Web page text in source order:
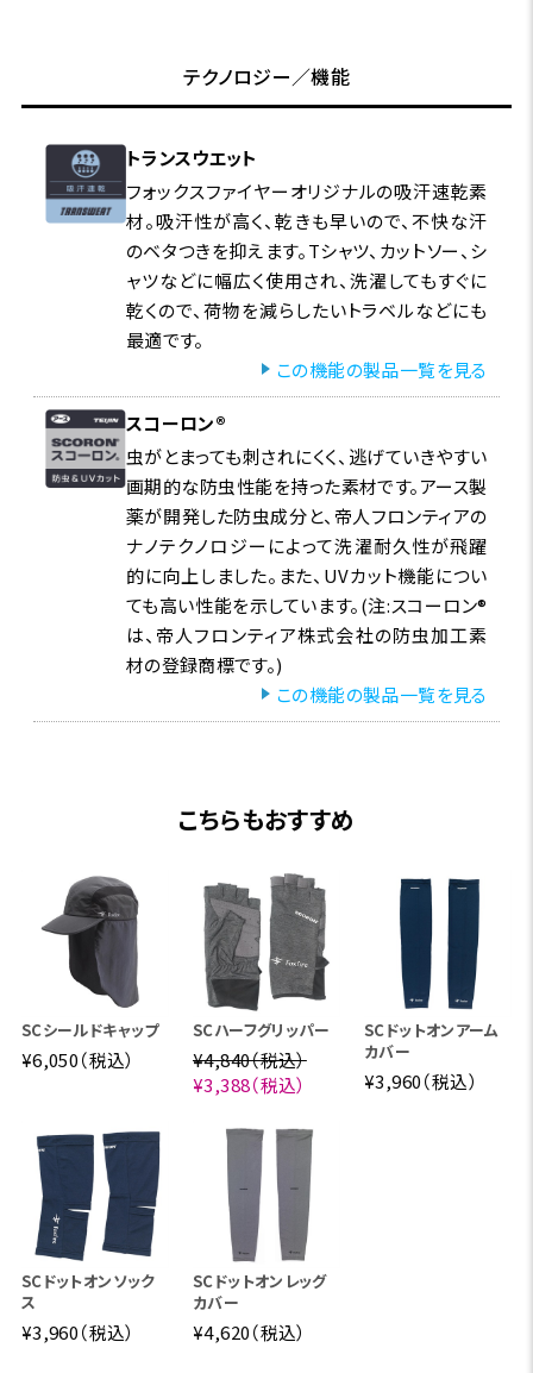
生地表面にとまった不快な虫は、触角と足の先にある感
覚器でスコーロン®を感知し、逃げてゆきます。
スコーロン®は、洗濯耐久性を飛躍的に向上させた画期
的な防虫素材。初期性能で90%以上、洗濯20回後でも8
0%以上の防虫効果を維持します。(アース製薬社内測定
値)
テクノロジー／機能
トランスウエット
フォックスファイヤーオリジナルの吸汗速乾素
材。吸汗性が高く、乾きも早いので、不快な汗
のベタつきを抑えます。Tシャツ、カットソー、シ
ャツなどに幅広く使用され、洗濯してもすぐに
乾くので、荷物を減らしたいトラベルなどにも
最適です。
この機能の製品一覧を見る
スコーロン®
虫がとまっても刺されにくく、逃げていきやすい
画期的な防虫性能を持った素材です。アース製
薬が開発した防虫成分と、帝人フロンティアの
ナノテクノロジーによって洗濯耐久性が飛躍
的に向上しました。また、UVカット機能につい
ても高い性能を示しています。(注:スコーロン®
は、帝人フロンティア株式会社の防虫加工素
材の登録商標です。)
この機能の製品一覧を見る
こちらもおすすめ
SCシールドキャップ
¥6,050（税込）
SCハーフグリッパー
¥4,840（税込）
¥3,388（税込）
SCドットオンアーム
カバー
¥3,960（税込）
SCドットオンソック
ス
¥3,960（税込）
SCドットオンレッグ
カバー
¥4,620（税込）